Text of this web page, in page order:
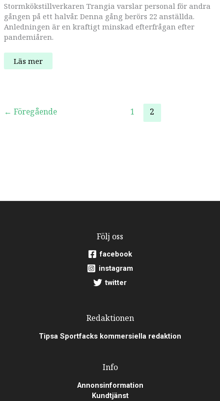
Stormkökstillverkaren Trangia varslar personal för andra
gången på ett halvår. Denna gång berörs 22 anställda.
Anledningen är en kraftigt minskad efterfrågan efter
pandemiåren.
Trangia
varslar
Läs mer
← Föregående 1 2
Följ oss
facebook
instagram
twitter
Redaktionen
Tipsa Sportfacks kommersiella redaktion
Info
Annonsinformation
Kundtjänst